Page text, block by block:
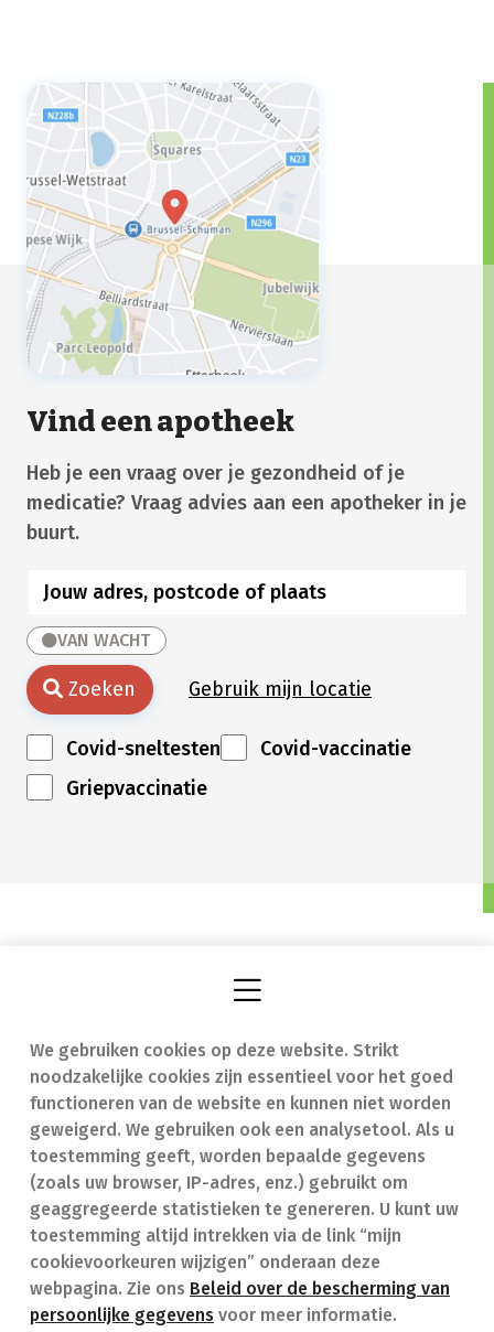
We gebruiken cookies op deze website. Strikt
noodzakelijke cookies zijn essentieel voor het goed
functioneren van de website en kunnen niet worden
geweigerd. We gebruiken ook een analysetool. Als u
toestemming geeft, worden bepaalde gegevens
(zoals uw browser, IP-adres, enz.) gebruikt om
geaggregeerde statistieken te genereren. U kunt uw
toestemming altijd intrekken via de link “mijn
cookievoorkeuren wijzigen” onderaan deze
webpagina. Zie ons Beleid over de bescherming van
persoonlijke gegevens voor meer informatie.
Vind een apotheek
Heb je een vraag over je gezondheid of je
medicatie? Vraag advies aan een apotheker in je
buurt.
VAN WACHT
Zoeken Gebruik mijn locatie
Covid-sneltesten
Covid-vaccinatie
Griepvaccinatie
Vind een apotheek
Onze expertise
Ziekten
Geneesmiddelen
In geval van nood
Contact
Veelgestelde vragen
(FAQ)